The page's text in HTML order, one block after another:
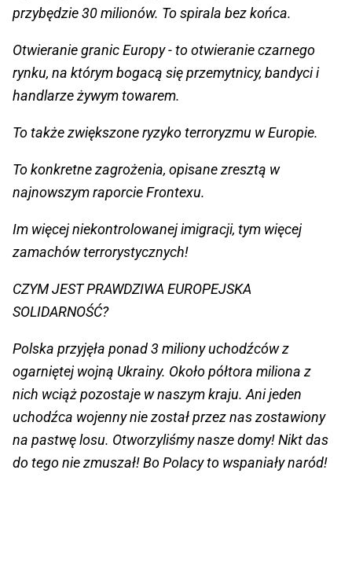
przybędzie 30 milionów. To spirala bez końca.
Otwieranie granic Europy - to otwieranie czarnego
rynku, na którym bogacą się przemytnicy, bandyci i
handlarze żywym towarem.
To także zwiększone ryzyko terroryzmu w Europie.
To konkretne zagrożenia, opisane zresztą w
najnowszym raporcie Frontexu.
Im więcej niekontrolowanej imigracji, tym więcej
zamachów terrorystycznych!
CZYM JEST PRAWDZIWA EUROPEJSKA
SOLIDARNOŚĆ?
Polska przyjęła ponad 3 miliony uchodźców z
ogarniętej wojną Ukrainy. Około półtora miliona z
nich wciąż pozostaje w naszym kraju. Ani jeden
uchodźca wojenny nie został przez nas zostawiony
na pastwę losu. Otworzyliśmy nasze domy! Nikt das
do tego nie zmuszał! Bo Polacy to wspaniały naród!